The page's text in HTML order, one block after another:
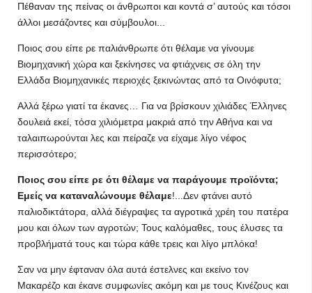
Πέθαναν της πείνας οι άνθρωποι και κοντά σ’ αυτούς και τόσοι
άλλοι μεσάζοντες και σύμβουλοι...
Ποιος σου είπε ρε παλιάνθρωπε ότι θέλαμε να γίνουμε
Βιομηχανική χώρα και ξεκίνησες να φτιάχνεις σε όλη την
Ελλάδα Βιομηχανικές περιοχές ξεκινώντας από τα Οινόφυτα;
Αλλά ξέρω γιατί τα έκανες… Για να βρίσκουν χιλιάδες Έλληνες
δουλειά εκεί, τόσα χιλιόμετρα μακριά από την Αθήνα και να
ταλαιπωρούνται λες και πείραζε να είχαμε λίγο νέφος
περισσότερο;
Ποιος σου είπε ρε ότι θέλαμε να παράγουμε προϊόντα;
Εμείς να καταναλώνουμε θέλαμε!...Δεν φτάνει αυτό
παλιοδικτάτορα, αλλά διέγραψες τα αγροτικά χρέη του πατέρα
μου και όλων των αγροτών; Τους καλόμαθες, τους έλυσες τα
προβλήματά τους και τώρα κάθε τρεις και λίγο μπλόκα!
Σαν να μην έφταναν όλα αυτά έστελνες και εκείνο τον
Μακαρέζο και έκανε συμφωνίες ακόμη και με τους Κινέζους και